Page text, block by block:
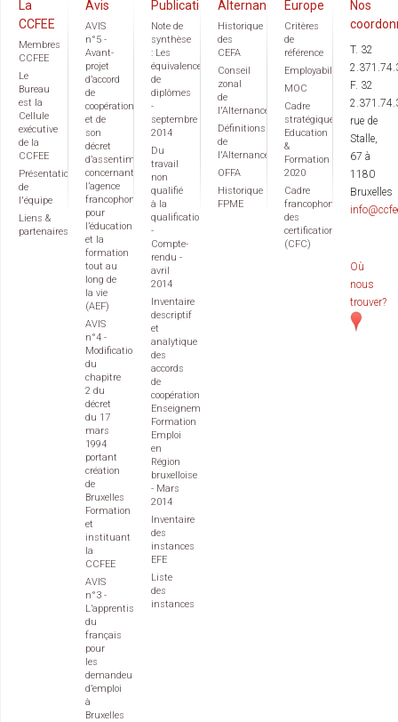
La
CCFEE
Membres
CCFEE
Le
Bureau
est la
Cellule
exécutive
de la
CCFEE
Présentation
de
l'équipe
Liens &
partenaires
Avis
AVIS
n°5 -
Avant-
projet
d’accord
de
coopération
et de
son
décret
d’assentiment
concernant
l’agence
francophone
pour
l’éducation
et la
formation
tout au
long de
la vie
(AEF)
AVIS
n°4 -
Modification
du
chapitre
2 du
décret
du 17
mars
1994
portant
création
de
Bruxelles
Formation
et
instituant
la
CCFEE
AVIS
n°3 -
L’apprentissage
du
français
pour
les
demandeurs
d’emploi
à
Bruxelles
Publications
Note de
synthèse
: Les
équivalences
de
diplômes
-
septembre
2014
Du
travail
non
qualifié
à la
qualification
-
Compte-
rendu -
avril
2014
Inventaire
descriptif
et
analytique
des
accords
de
coopération
Enseignement
Formation
Emploi
en
Région
bruxelloise
- Mars
2014
Inventaire
des
instances
EFE
Liste
des
instances
Alternance
Historique
des
CEFA
Conseil
zonal
de
l'Alternance
Définitions
de
l'Alternance
OFFA
Historique
FPME
Europe
Critères
de
référence
Employabilité
MOC
Cadre
stratégique
Education
&
Formation
2020
Cadre
francophone
des
certifications
(CFC)
Nos
T. 32
F. 32
rue de
Stalle,
67 à
1180
Bruxelles
Où
nous
trouver?